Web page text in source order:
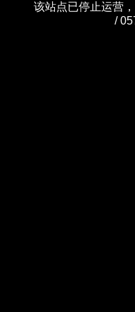
该站点已停止运营
/